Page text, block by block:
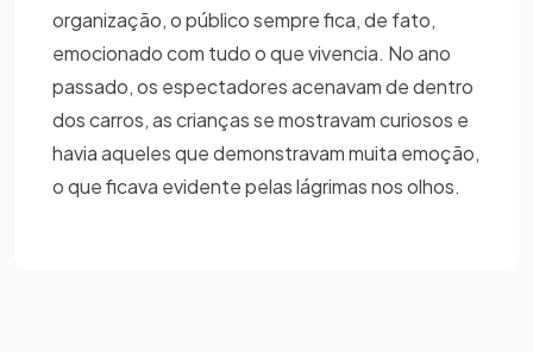
organização, o público sempre fica, de fato,
emocionado com tudo o que vivencia. No ano
passado, os espectadores acenavam de dentro
dos carros, as crianças se mostravam curiosos e
havia aqueles que demonstravam muita emoção,
o que ficava evidente pelas lágrimas nos olhos.